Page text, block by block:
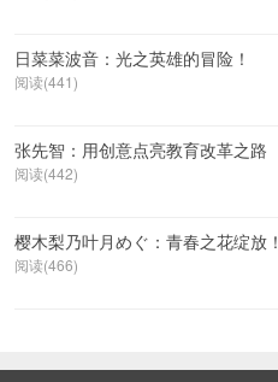
日菜菜波音：光之英雄的冒险！
阅读(441)
张先智：用创意点亮教育改革之路
阅读(442)
樱木梨乃叶月めぐ：青春之花绽放！
阅读(466)